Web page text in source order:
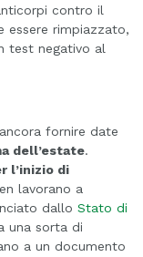
contro il
essere rimpiazzato,
test negativo al
fornire date
dell’estate.
l’inizio di
lavorano a
dallo Stato di
una sorta di
a un documento